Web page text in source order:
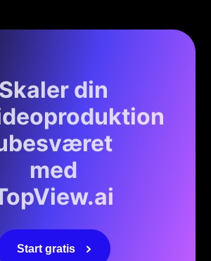
Skaler din
med
Start gratis